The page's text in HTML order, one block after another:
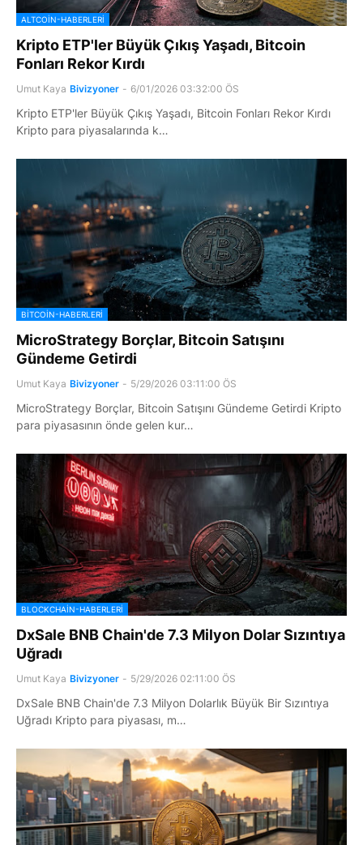
ALTCOIN-HABERLERI
Kripto ETP'ler Büyük Çıkış Yaşadı, Bitcoin
Fonları Rekor Kırdı
Umut Kaya Bivizyoner - 6/01/2026 03:32:00 ÖS
Kripto ETP'ler Büyük Çıkış Yaşadı, Bitcoin Fonları Rekor Kırdı
Kripto para piyasalarında k…
BITCOIN-HABERLERI
MicroStrategy Borçlar, Bitcoin Satışını
Gündeme Getirdi
Umut Kaya Bivizyoner - 5/29/2026 03:11:00 ÖS
MicroStrategy Borçlar, Bitcoin Satışını Gündeme Getirdi Kripto
para piyasasının önde gelen kur…
BLOCKCHAIN-HABERLERI
DxSale BNB Chain'de 7.3 Milyon Dolar Sızıntıya
Uğradı
Umut Kaya Bivizyoner - 5/29/2026 02:11:00 ÖS
DxSale BNB Chain'de 7.3 Milyon Dolarlık Büyük Bir Sızıntıya
Uğradı Kripto para piyasası, m…